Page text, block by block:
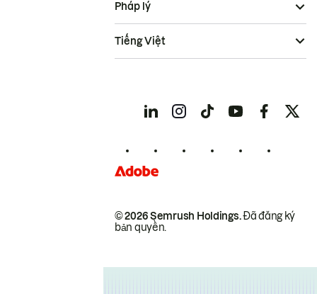
© 2026 Semrush Holdings.Đã đăng ký
bản quyền.
Pháp lý
Tiếng Việt